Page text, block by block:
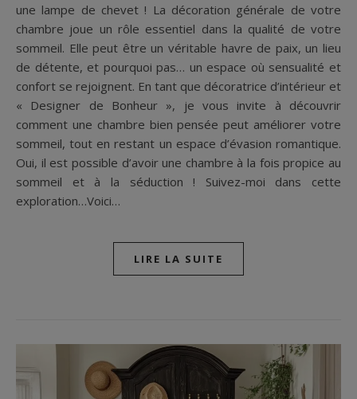
une lampe de chevet ! La décoration générale de votre
chambre joue un rôle essentiel dans la qualité de votre
sommeil. Elle peut être un véritable havre de paix, un lieu
de détente, et pourquoi pas… un espace où sensualité et
confort se rejoignent. En tant que décoratrice d’intérieur et
« Designer de Bonheur », je vous invite à découvrir
comment une chambre bien pensée peut améliorer votre
sommeil, tout en restant un espace d’évasion romantique.
Oui, il est possible d’avoir une chambre à la fois propice au
sommeil et à la séduction ! Suivez-moi dans cette
exploration…Voici…
LIRE LA SUITE